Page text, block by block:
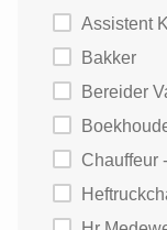
Assistent
Bakker
Bereider